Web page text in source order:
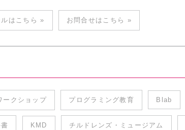
はこちら » お問合せはこちら »
ークショップ プログラミング教育 Blab
KMD チルドレンズ・ミュージアム